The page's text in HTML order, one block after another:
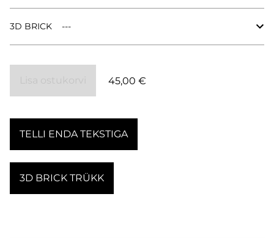
3D BRICK
45,00 €
TELLI ENDA TEKSTIGA
3D BRICK TRÜKK